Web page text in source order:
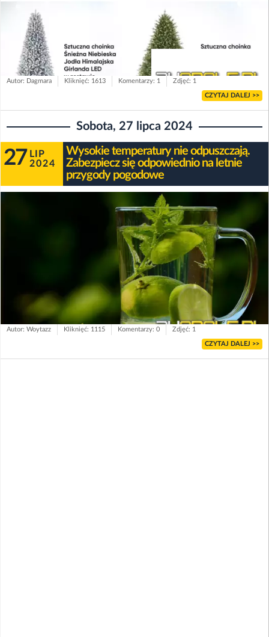
Autor: Dagmara Kliknięć: 1613 Komentarzy: 1 Zdjęć: 1
CZYTAJ DALEJ >>
Sobota, 27 lipca 2024
27 LIP
2024
Wysokie temperatury nie odpuszczają.
Zabezpiecz się odpowiednio na letnie
przygody pogodowe
Autor: Woytazz Kliknięć: 1115 Komentarzy: 0 Zdjęć: 1
CZYTAJ DALEJ >>